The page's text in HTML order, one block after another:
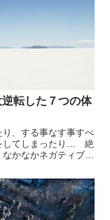
転した７つの体
、する事なす事すべ
してしまったり… 絶
かなかネガティブな
があり、事態を好転